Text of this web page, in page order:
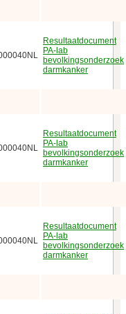
Resultaatdocument
PA-lab
bevolkingsonderzoek
darmkanker
Resultaatdocument
PA-lab
bevolkingsonderzoek
darmkanker
Resultaatdocument
PA-lab
bevolkingsonderzoek
darmkanker